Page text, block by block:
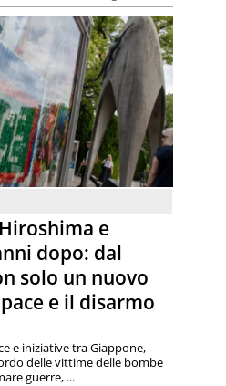
e
dopo: dal
solo un nuovo
e il disarmo
e iniziative tra Giappone,
delle vittime delle bombe
guerre, ...